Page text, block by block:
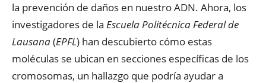
la prevención de daños en nuestro ADN. Ahora, los
investigadores de la Escuela Politécnica Federal de
Lausana(EPFL) han descubierto cómo estas
moléculas se ubican en secciones específicas de los
cromosomas, un hallazgo que podría ayudar a